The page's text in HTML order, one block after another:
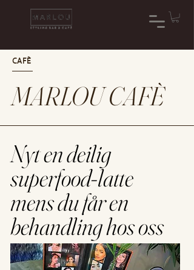
CAFÈ
MARLOU CAFÈ
Nyt en deilig
superfood-latte
mens du får en
behandling hos oss